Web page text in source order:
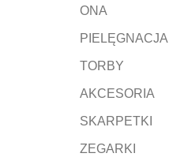
ONA
PIELĘGNACJA
TORBY
AKCESORIA
SKARPETKI
ZEGARKI